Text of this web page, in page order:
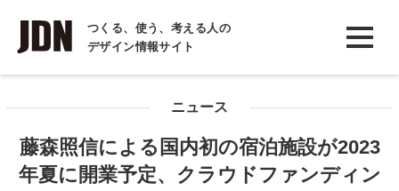
つくる、使う、考える人の
デザイン情報サイト
INTERVIEW
インタビュー
COLUMN
ニュース
藤森照信による国内初の宿泊施設が2023
年夏に開業予定、クラウドファンディン